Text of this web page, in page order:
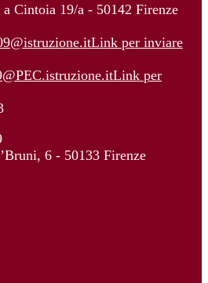
Cintoia 19/a - 50142 Firenze
Link per inviare
Link per
6 - 50133 Firenze